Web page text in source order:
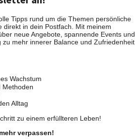
Tipps rund um die Themen persönliche
in dein Postfach. Mit meinem
neue Angebote, spannende Events und
mehr innerer Balance und Zufriedenheit
Wachstum
Methoden
Alltag
zu einem erfüllteren Leben!
verpassen!